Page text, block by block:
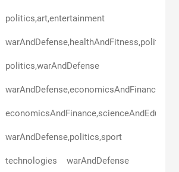
politics,art,entertainment
warAndDefense,healthAndFitness,politics
politics,warAndDefense
warAndDefense,economicsAndFinance
warAndDefense,politics,sport
technologies warAndDefense